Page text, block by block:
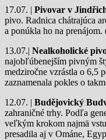
17.07. | Pivovar v
pivo. Radnica chátrajúca
a ponúkla ho na prenájom.
13.07.| Nealkoholické
najobľúbenejším pivným
medziročne vzrástla o 6,5
zaznamenala pokles o
12.07. | Budějovický
zahraničné trhy. Podľa
veľkým krokom najmä
presadila aj v Ománe,